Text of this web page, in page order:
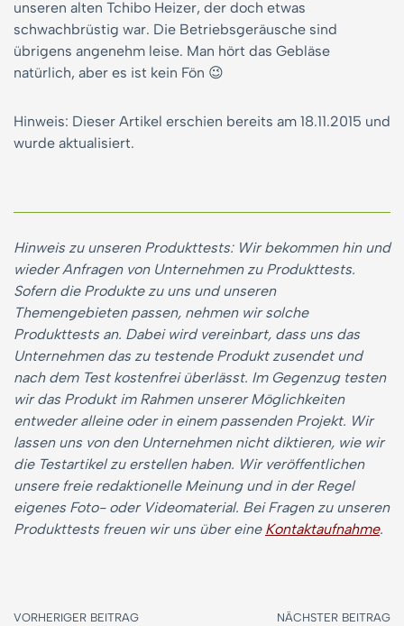
unseren alten Tchibo Heizer, der doch etwas
schwachbrüstig war. Die Betriebsgeräusche sind
übrigens angenehm leise. Man hört das Gebläse
natürlich, aber es ist kein Fön 😉
Hinweis: Dieser Artikel erschien bereits am 18.11.2015 und
wurde aktualisiert.
Hinweis zu unseren Produkttests: Wir bekommen hin und
wieder Anfragen von Unternehmen zu Produkttests.
Sofern die Produkte zu uns und unseren
Themengebieten passen, nehmen wir solche
Produkttests an. Dabei wird vereinbart, dass uns das
Unternehmen das zu testende Produkt zusendet und
nach dem Test kostenfrei überlässt. Im Gegenzug testen
wir das Produkt im Rahmen unserer Möglichkeiten
entweder alleine oder in einem passenden Projekt. Wir
lassen uns von den Unternehmen nicht diktieren, wie wir
die Testartikel zu erstellen haben. Wir veröffentlichen
unsere freie redaktionelle Meinung und in der Regel
eigenes Foto- oder Videomaterial. Bei Fragen zu unseren
Produkttests freuen wir uns über eine Kontaktaufnahme.
VORHERIGER BEITRAG NÄCHSTER BEITRAG